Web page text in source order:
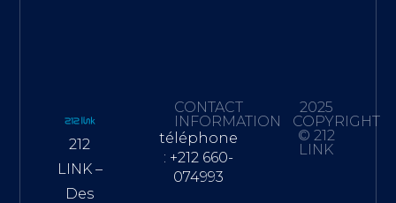
212
LINK –
Des
CONTACT
INFORMATION
téléphone
: +212 660-
074993
2025
COPYRIGHT
© 212
LINK